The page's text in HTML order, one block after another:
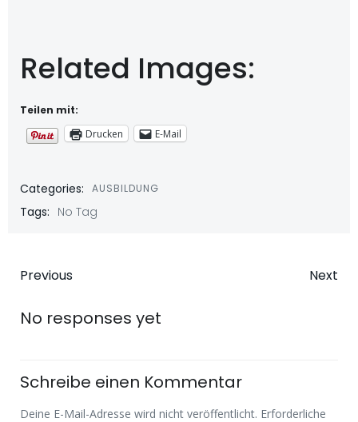
Related Images:
Teilen mit:
Drucken
E-Mail
Categories: AUSBILDUNG
Tags: No Tag
Beitragsnavigation
Previous Next
No responses yet
Schreibe einen Kommentar
Deine E-Mail-Adresse wird nicht veröffentlicht. Erforderliche